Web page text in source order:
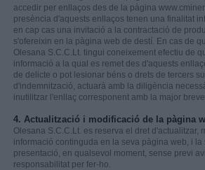
accedir per enllaços des de la pàgina
presència d'aquests enllaços tenen una finalitat
en cap cas una invitació a la contractació de
s'ofereixin en la pàgina web de destí. En cas de
Olesana S.C.C.Lt. tingui coneixement efectiu de
informació a la qual es remet des d'aquests
de delicte o pot lesionar béns o drets de tercers
d'indemnització, actuarà amb la diligència
inutilitzar l'enllaç corresponent amb la major
4. Actualització i modificació de la pàgina
Olesana S.C.C.Lt. es reserva el dret d'actualitzar,
informació continguda en la seva pàgina web, i la
presentació, en qualsevol moment, sense previ
responsabilitat per fer-ho.